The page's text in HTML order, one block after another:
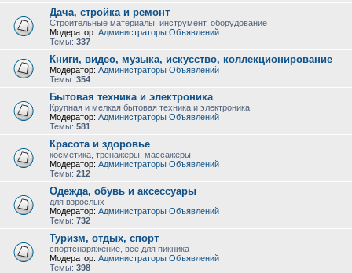
Дача, стройка и ремонт
Строительные материалы, инструмент, оборудование
Модератор: Администраторы Объявлений
Темы: 337
Книги, видео, музыка, искусство, коллекционирование
Модератор: Администраторы Объявлений
Темы: 354
Бытовая техника и электроника
Крупная и мелкая бытовая техника и электроника
Модератор: Администраторы Объявлений
Темы: 581
Красота и здоровье
косметика, тренажеры, массажеры
Модератор: Администраторы Объявлений
Темы: 212
Одежда, обувь и аксессуары
для взрослых
Модератор: Администраторы Объявлений
Темы: 732
Туризм, отдых, спорт
спортснаряжение, все для пикника
Модератор: Администраторы Объявлений
Темы: 398